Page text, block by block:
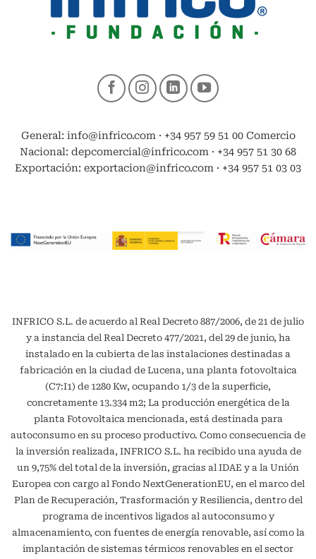
General: info@infrico.com · +34 957 59 51 00 Comercio
Nacional: depcomercial@infrico.com · +34 957 51 30 68
Exportación: exportacion@infrico.com · +34 957 51 03 03
INFRICO S.L. de acuerdo al Real Decreto 887/2006, de 21 de julio
y a instancia del Real Decreto 477/2021, del 29 de junio, ha
instalado en la cubierta de las instalaciones destinadas a
fabricación en la ciudad de Lucena, una planta fotovoltaica
(C7:I1) de 1280 Kw, ocupando 1/3 de la superficie,
concretamente 13.334 m2; La producción energética de la
planta Fotovoltaica mencionada, está destinada para
autoconsumo en su proceso productivo. Como consecuencia de
la inversión realizada, INFRICO S.L. ha recibido una ayuda de
un 9,75% del total de la inversión, gracias al IDAE y a la Unión
Europea con cargo al Fondo NextGenerationEU, en el marco del
Plan de Recuperación, Trasformación y Resiliencia, dentro del
programa de incentivos ligados al autoconsumo y
almacenamiento, con fuentes de energía renovable, así como la
implantación de sistemas térmicos renovables en el sector